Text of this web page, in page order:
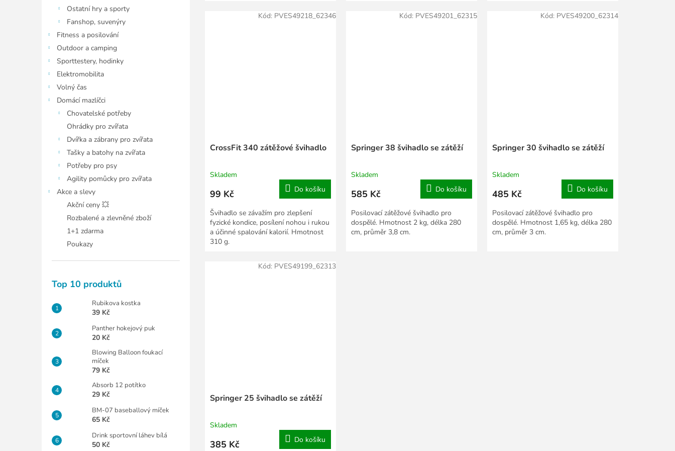
Ostatní hry a sporty
Fanshop, suvenýry
Fitness a posilování
Outdoor a camping
Sporttestery, hodinky
Elektromobilita
Volný čas
Domácí mazlíčci
Chovatelské potřeby
Ohrádky pro zvířata
Dvířka a zábrany pro zvířata
Tašky a batohy na zvířata
Potřeby pro psy
Agility pomůcky pro zvířata
Akce a slevy
Akční ceny 💥
Rozbalené a zlevněné zboží
1+1 zdarma
Poukazy
Top 10 produktů
Rubikova kostka
39 Kč
Panther hokejový puk
20 Kč
Blowing Balloon foukací
míček
79 Kč
Absorb 12 potítko
29 Kč
BM-07 baseballový míček
65 Kč
Drink sportovní láhev bílá
50 Kč
CrossFit 340 zátěžové švihadlo
Skladem
99 Kč Do košíku
Švihadlo se závažím pro zlepšení
fyzické kondice, posílení nohou i rukou
a účinné spalování kalorií. Hmotnost
310 g.
Kód: PVES49218_62346
Springer 38 švihadlo se zátěží
Skladem
585 Kč Do košíku
Posilovací zátěžové švihadlo pro
dospělé. Hmotnost 2 kg, délka 280
cm, průměr 3,8 cm.
Kód: PVES49201_62315
Springer 30 švihadlo se zátěží
Skladem
485 Kč Do košíku
Posilovací zátěžové švihadlo pro
dospělé. Hmotnost 1,65 kg, délka 280
cm, průměr 3 cm.
Kód: PVES49200_62314
Springer 25 švihadlo se zátěží
Skladem
385 Kč Do košíku
Kód: PVES49199_62313